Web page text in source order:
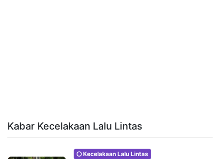
Kabar Kecelakaan Lalu Lintas
Kecelakaan Lalu Lintas